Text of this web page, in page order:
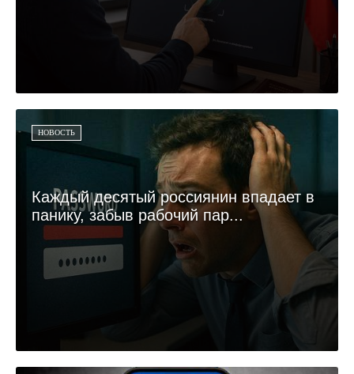
НОВОСТЬ
Каждый десятый россиянин впадает в
панику, забыв рабочий пар...